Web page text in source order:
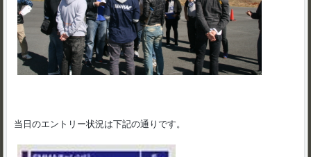
当日のエントリー状況は下記の通りです。